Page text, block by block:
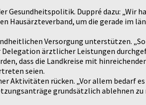
Duppré dazu: „Wir
Hausärzteverband, um die gerade im
Versorgung unterstützen.
ärztlicher Leistungen
dass die Landkreise mit
seien.
Aktivitäten rücken. „Vor allem bedarf
grundsätzlich ablehnen